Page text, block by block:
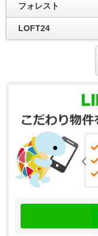
フォレスト
LOFT24